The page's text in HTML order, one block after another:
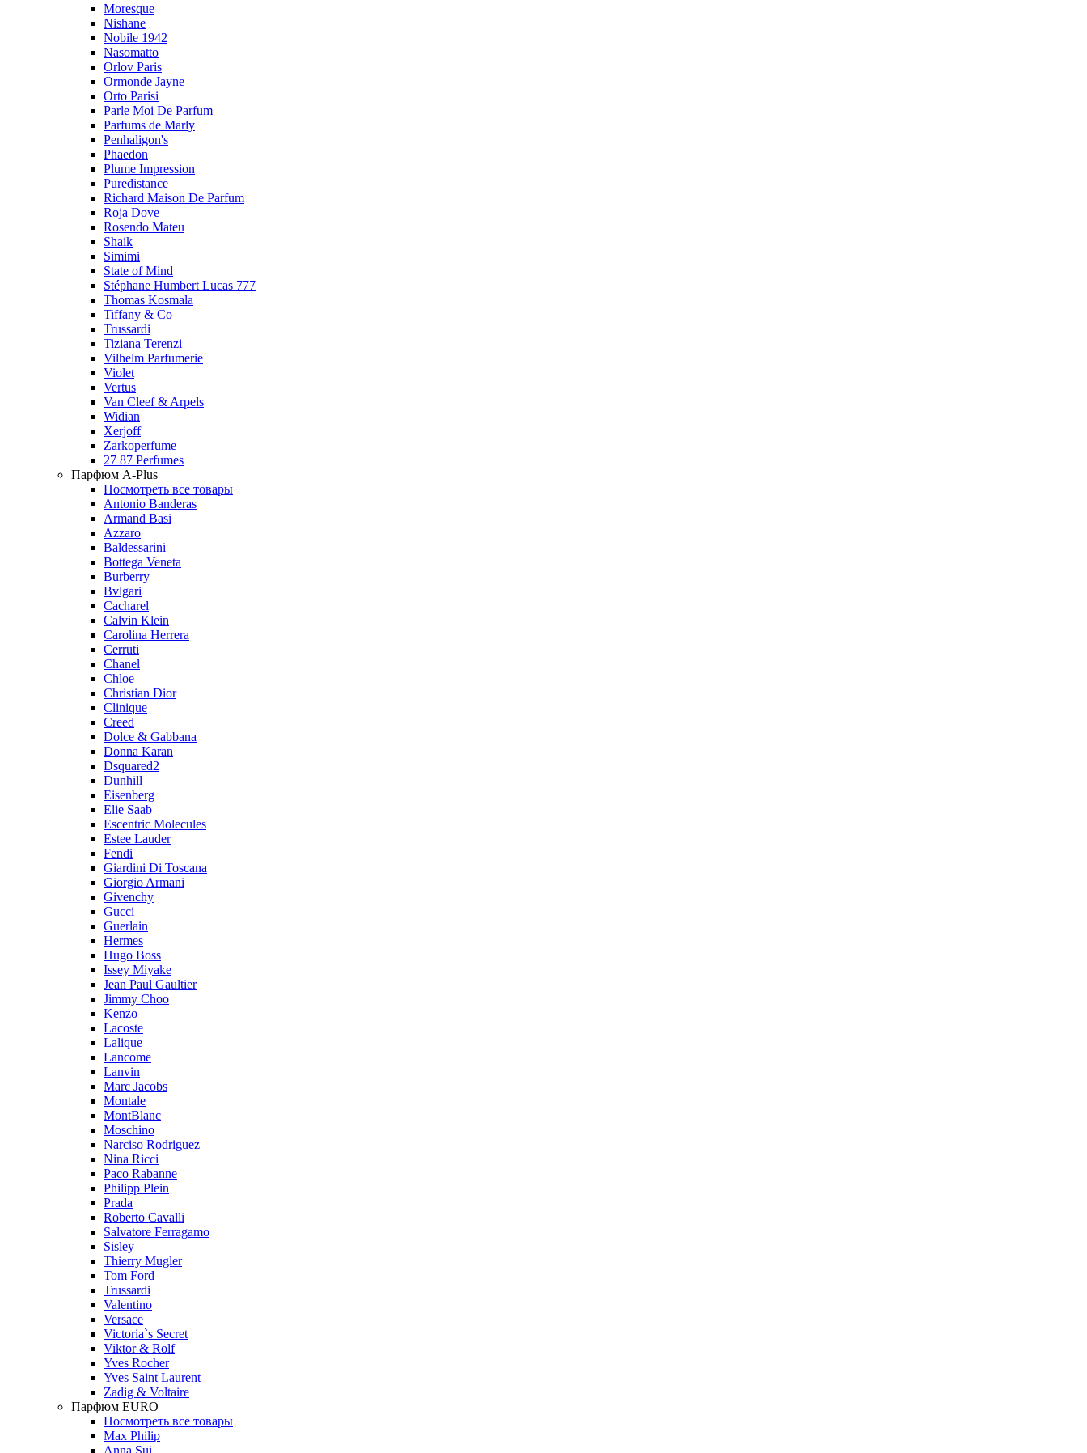
Moresque
Nishane
Nobile 1942
Nasomatto
Orlov Paris
Ormonde Jayne
Orto Parisi
Parle Moi De Parfum
Parfums de Marly
Penhaligon's
Phaedon
Plume Impression
Puredistance
Richard Maison De Parfum
Roja Dove
Rosendo Mateu
Shaik
Simimi
State of Mind
Stéphane Humbert Lucas 777
Thomas Kosmala
Tiffany & Co
Trussardi
Tiziana Terenzi
Vilhelm Parfumerie
Violet
Vertus
Van Cleef & Arpels
Widian
Xerjoff
Zarkoperfume
27 87 Perfumes
Парфюм A-Plus
Посмотреть все товары
Antonio Banderas
Armand Basi
Azzaro
Baldessarini
Bottega Veneta
Burberry
Bvlgari
Cacharel
Calvin Klein
Carolina Herrera
Cerruti
Chanel
Chloe
Christian Dior
Clinique
Creed
Dolce & Gabbana
Donna Karan
Dsquared2
Dunhill
Eisenberg
Elie Saab
Escentric Molecules
Estee Lauder
Fendi
Giardini Di Toscana
Giorgio Armani
Givenchy
Gucci
Guerlain
Hermes
Hugo Boss
Issey Miyake
Jean Paul Gaultier
Jimmy Choo
Kenzo
Lacoste
Lalique
Lancome
Lanvin
Marc Jacobs
Montale
MontBlanc
Moschino
Narciso Rodriguez
Nina Ricci
Paco Rabanne
Philipp Plein
Prada
Roberto Cavalli
Salvatore Ferragamo
Sisley
Thierry Mugler
Tom Ford
Trussardi
Valentino
Versace
Victoria`s Secret
Viktor & Rolf
Yves Rocher
Yves Saint Laurent
Zadig & Voltaire
Парфюм EURO
Посмотреть все товары
Max Philip
Anna Sui